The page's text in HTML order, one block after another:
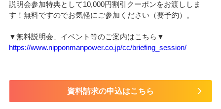
説明会参加特典として10,000円割引クーポンをお渡ししま
す！無料ですのでお気軽にご参加ください（要予約）。
▼無料説明会、イベント等のご案内はこちら▼
https://www.nipponmanpower.co.jp/cc/briefing_session/
資料請求の申込はこちら